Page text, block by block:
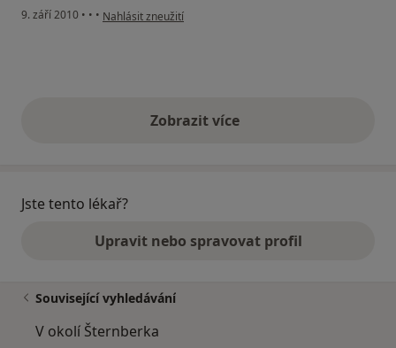
9. září 2010 • • • podle názoru uživatele Pacient
Nahlásit zneužití
Zobrazit vícevýše uvedené názory
Jste tento lékař?
Upravit nebo spravovat profil
Související vyhledávání
V okolí Šternberka